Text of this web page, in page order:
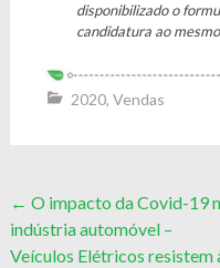
disponibilizado o
candidatura ao
2020, Vendas
Post
navigation
← O impacto da Covid-19
indústria automóvel –
Veículos Elétricos resistem